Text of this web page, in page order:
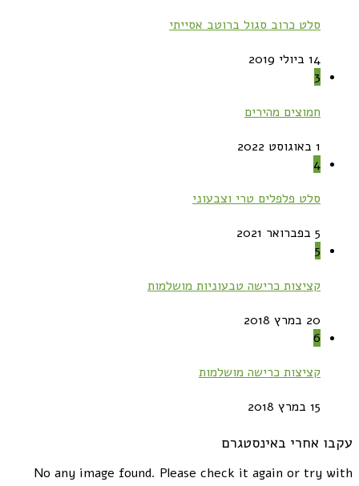
סלט כרוב סגול ברוטב אסייתי
14 ביולי 2019
3
חמוצים מהירים
1 באוגוסט 2022
4
סלט פלפלים טרי וצבעוני
5 בפברואר 2021
5
קציצות כרישה טבעוניות מושלמות
20 במרץ 2018
6
קציצות כרישה מושלמות
15 במרץ 2018
עקבו אחרי באינסטגרם
No any image found. Please check it again or try with